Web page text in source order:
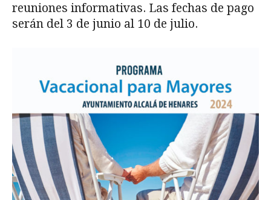
reuniones informativas. Las fechas de pago
serán del 3 de junio al 10 de julio.